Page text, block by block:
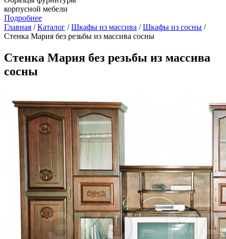
корпусной мебели
Подробнее
Главная /Каталог /Шкафы из массива /Шкафы из сосны /
Стенка Мария без резьбы из массива сосны
Стенка Мария без резьбы из массива
сосны